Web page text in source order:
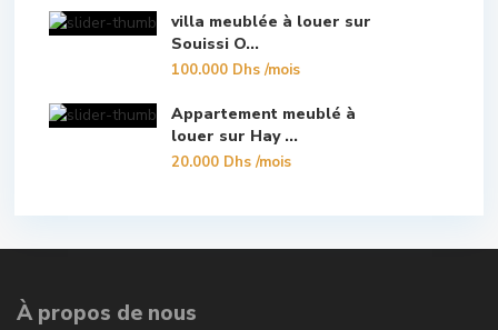
villa meublée à louer sur
Souissi O...
100.000 Dhs/mois
Appartement meublé à
louer sur Hay ...
20.000 Dhs/mois
À propos de nous